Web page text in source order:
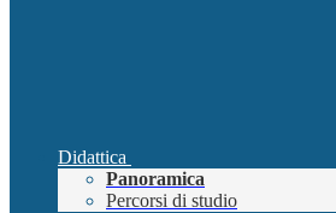
Didattica
Panoramica
Percorsi di studio